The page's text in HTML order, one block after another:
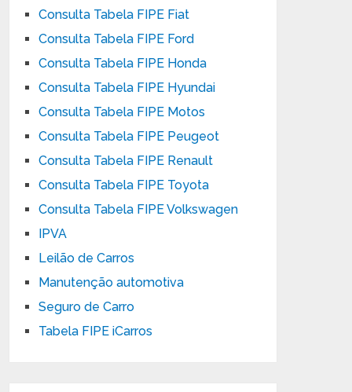
Consulta Tabela FIPE Fiat
Consulta Tabela FIPE Ford
Consulta Tabela FIPE Honda
Consulta Tabela FIPE Hyundai
Consulta Tabela FIPE Motos
Consulta Tabela FIPE Peugeot
Consulta Tabela FIPE Renault
Consulta Tabela FIPE Toyota
Consulta Tabela FIPE Volkswagen
IPVA
Leilão de Carros
Manutenção automotiva
Seguro de Carro
Tabela FIPE iCarros